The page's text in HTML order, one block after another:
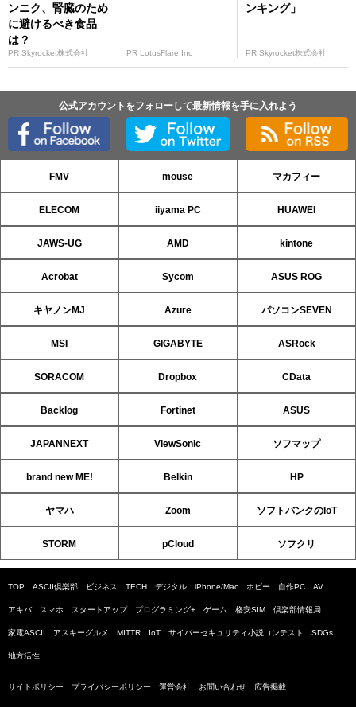
ンニク、腎臓のため
に避けるべき食品
は？
PR Skyrocket株式会社 PR LotusFlare Inc
ンキング」
PR Skyrocket株式会社
公式アカウントをフォローして最新情報を手に入れよう
FMV mouse マカフィー
ELECOM iiyama PC HUAWEI
JAWS-UG AMD kintone
Acrobat Sycom ASUS ROG
キヤノンMJ Azure パソコンSEVEN
MSI GIGABYTE ASRock
SORACOM Dropbox CData
Backlog Fortinet ASUS
JAPANNEXT ViewSonic ソフマップ
brand new ME! Belkin HP
ヤマハ Zoom ソフトバンクのIoT
STORM pCloud ソフクリ
TOP ASCII倶楽部 ビジネス TECH デジタル iPhone/Mac ホビー 自作PC AV
アキバ スマホ スタートアップ プログラミング+ ゲーム 格安SIM 倶楽部情報局
家電ASCII アスキーグルメ MITTR IoT サイバーセキュリティ小説コンテスト SDGs
地方活性
サイトポリシー プライバシーポリシー 運営会社 お問い合わせ 広告掲載